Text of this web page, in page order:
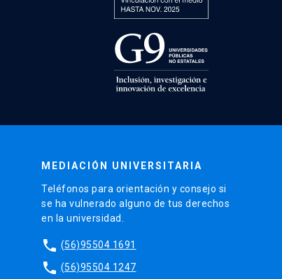
MEDIACIÓN UNIVERSITARIA
Teléfonos para orientación y consejo si
se ha vulnerado alguno de tus derechos
en la universidad.
phone (56)95504 1691
phone (56)95504 1247